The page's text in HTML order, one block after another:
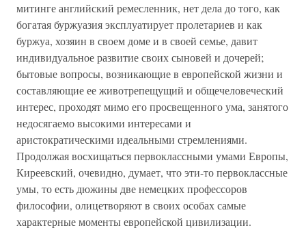
митинге английский ремесленник, нет дела до того, как
богатая буржуазия эксплуатирует пролетариев и как
буржуа, хозяин в своем доме и в своей семье, давит
индивидуальное развитие своих сыновей и дочерей;
бытовые вопросы, возникающие в европейской жизни и
составляющие ее животрепещущий и общечеловеческий
интерес, проходят мимо его просвещенного ума, занятого
недосягаемо высокими интересами и
аристократическими идеальными стремлениями.
Продолжая восхищаться первоклассными умами Европы,
Киреевский, очевидно, думает, что эти-то первоклассные
умы, то есть дюжины две немецких профессоров
философии, олицетворяют в своих особах самые
характерные моменты европейской цивилизации.